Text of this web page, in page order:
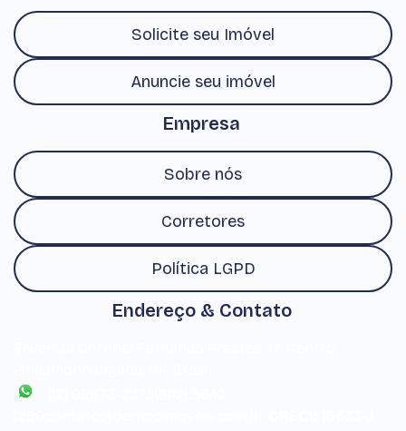
Solicite seu Imóvel
Anuncie seu imóvel
Empresa
Sobre nós
Corretores
Política LGPD
Endereço & Contato